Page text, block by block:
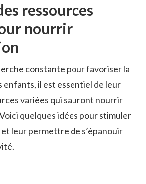
ressources
nourrir
‍constante pour⁢ favoriser la
enfants, il est essentiel de leur
variées‌ qui sauront ⁢nourrir
⁤quelques ⁤idées pour stimuler
leur permettre de s’épanouir⁤